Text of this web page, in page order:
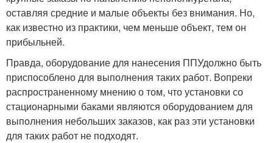
оставляя средние и малые объекты без внимания. Но,
как известно из практики, чем меньше объект, тем он
прибыльней.
Правда, оборудование для нанесения ППУдолжно быть
приспособлено для выполнения таких работ. Вопреки
распространенному мнению о том, что установки со
стационарными баками являются оборудованием для
выполнения небольших заказов, как раз эти установки
для таких работ не подходят.